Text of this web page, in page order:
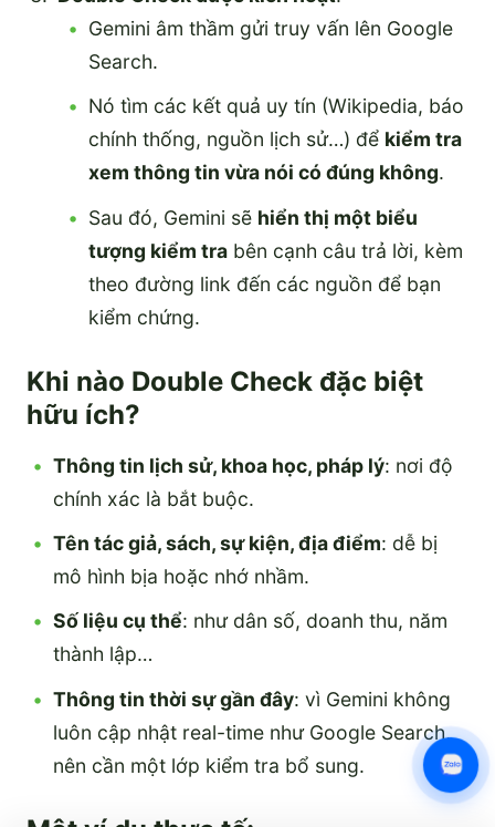
Gemini âm thầm gửi truy vấn lên Google
Search.
Nó tìm các kết quả uy tín (Wikipedia, báo
chính thống, nguồn lịch sử…) để kiểm tra
xem thông tin vừa nói có đúng không.
Sau đó, Gemini sẽ hiển thị một biểu
tượng kiểm tra bên cạnh câu trả lời, kèm
theo đường link đến các nguồn để bạn
kiểm chứng.
Khi nào Double Check đặc biệt
hữu ích?
Thông tin lịch sử, khoa học, pháp lý: nơi độ
chính xác là bắt buộc.
Tên tác giả, sách, sự kiện, địa điểm: dễ bị
mô hình bịa hoặc nhớ nhầm.
Số liệu cụ thể: như dân số, doanh thu, năm
thành lập…
Thông tin thời sự gần đây: vì Gemini không
luôn cập nhật real-time như Google Search,
nên cần một lớp kiểm tra bổ sung.